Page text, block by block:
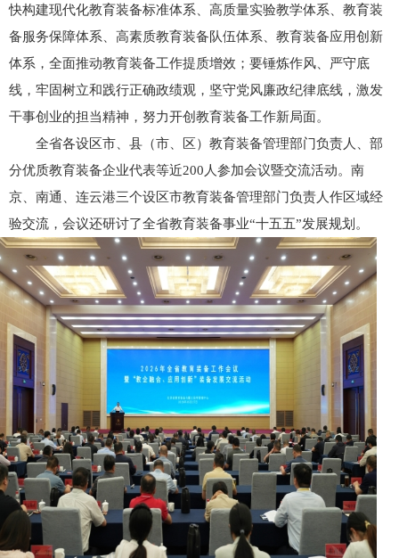
快构建现代化教育装备标准体系、高质量实验教学体系、教育装
备服务保障体系、高素质教育装备队伍体系、教育装备应用创新
体系，全面推动教育装备工作提质增效；要锤炼作风、严守底
线，牢固树立和践行正确政绩观，坚守党风廉政纪律底线，激发
干事创业的担当精神，努力开创教育装备工作新局面。
全省各设区市、县（市、区）教育装备管理部门负责人、部
分优质教育装备企业代表等近200人参加会议暨交流活动。南
京、南通、连云港三个设区市教育装备管理部门负责人作区域经
验交流，会议还研讨了全省教育装备事业“十五五”发展规划。